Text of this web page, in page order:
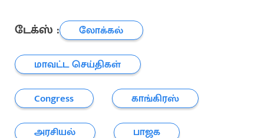
டேக்ஸ் :
லோக்கல்
மாவட்ட செய்திகள்
Congress
காங்கிரஸ்
அரசியல்
பாஜக